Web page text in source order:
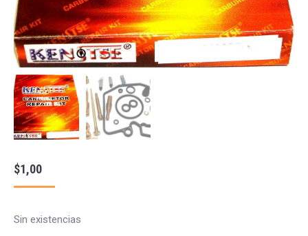
$1,00
Sin existencias